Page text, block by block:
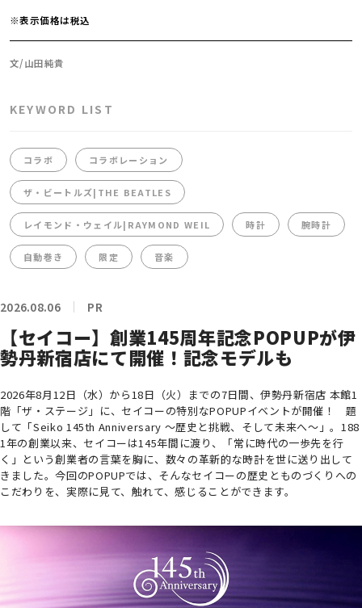
※表示価格は税込
文/山田純貴
KEYWORD LIST
コラボ コラボレーション
ザ・ビートルズ|THE BEATLES
レイモンド・ウェイル|RAYMOND WEIL 時計 腕時計
自動巻き 限定 音楽
2026.08.06 PR
【セイコー】創業145周年記念POPUPが伊
勢丹新宿店にて開催！記念モデルも
2026年8月12日（水）から18日（火）までの7日間、伊勢丹新宿店 本館1
階「ザ・ステージ」に、セイコーの特別なPOPUPイベントが開催！ 題
して「Seiko 145th Anniversary ～歴史と挑戦、そして未来へ～」。188
1年の創業以来、セイコーは145年間に渡り、「常に時代の一歩先を行
く」という創業者の言葉を胸に、数々の革新的な時計を世に送り出して
きました。今回のPOPUPでは、そんなセイコーの歴史とものづくりへの
こだわりを、実際に見て、触れて、感じることができます。